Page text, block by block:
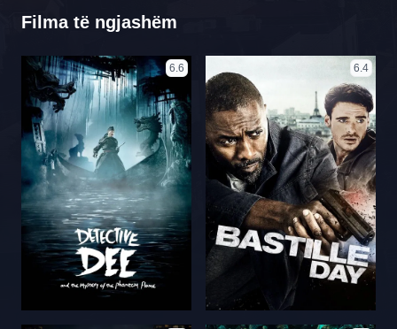
Filma të ngjashëm
6.6 6.4